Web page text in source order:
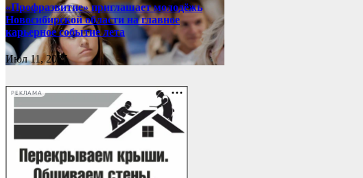
«Профразвитие» приглашает молодёжь
Новосибирской области на главное
карьерное событие лета
Июл 11, 2025
РЕКЛАМА